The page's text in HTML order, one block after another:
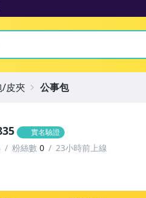
實名驗證
粉絲數 0
23小時前上線
/皮夾 公事包